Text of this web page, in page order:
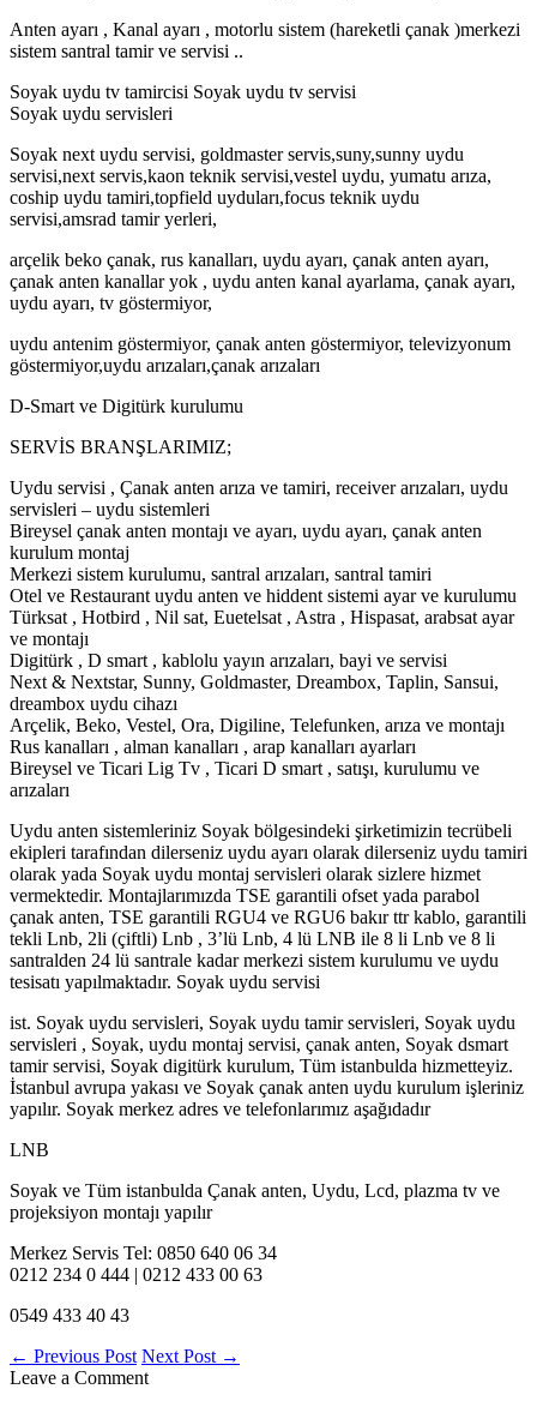
Anten ayarı , Kanal ayarı , motorlu sistem (hareketli çanak )merkezi
sistem santral tamir ve servisi ..
Soyak uydu tv tamircisi Soyak uydu tv servisi
Soyak uydu servisleri
Soyak next uydu servisi, goldmaster servis,suny,sunny uydu
servisi,next servis,kaon teknik servisi,vestel uydu, yumatu arıza,
coship uydu tamiri,topfield uyduları,focus teknik uydu
servisi,amsrad tamir yerleri,
arçelik beko çanak, rus kanalları, uydu ayarı, çanak anten ayarı,
çanak anten kanallar yok , uydu anten kanal ayarlama, çanak ayarı,
uydu ayarı, tv göstermiyor,
uydu antenim göstermiyor, çanak anten göstermiyor, televizyonum
göstermiyor,uydu arızaları,çanak arızaları
D-Smart ve Digitürk kurulumu
SERVİS BRANŞLARIMIZ;
Uydu servisi , Çanak anten arıza ve tamiri, receiver arızaları, uydu
servisleri – uydu sistemleri
Bireysel çanak anten montajı ve ayarı, uydu ayarı, çanak anten
kurulum montaj
Merkezi sistem kurulumu, santral arızaları, santral tamiri
Otel ve Restaurant uydu anten ve hiddent sistemi ayar ve kurulumu
Türksat , Hotbird , Nil sat, Euetelsat , Astra , Hispasat, arabsat ayar
ve montajı
Digitürk , D smart , kablolu yayın arızaları, bayi ve servisi
Next & Nextstar, Sunny, Goldmaster, Dreambox, Taplin, Sansui,
dreambox uydu cihazı
Arçelik, Beko, Vestel, Ora, Digiline, Telefunken, arıza ve montajı
Rus kanalları , alman kanalları , arap kanalları ayarları
Bireysel ve Ticari Lig Tv , Ticari D smart , satışı, kurulumu ve
arızaları
Uydu anten sistemleriniz Soyak bölgesindeki şirketimizin tecrübeli
ekipleri tarafından dilerseniz uydu ayarı olarak dilerseniz uydu tamiri
olarak yada Soyak uydu montaj servisleri olarak sizlere hizmet
vermektedir. Montajlarımızda TSE garantili ofset yada parabol
çanak anten, TSE garantili RGU4 ve RGU6 bakır ttr kablo, garantili
tekli Lnb, 2li (çiftli) Lnb , 3’lü Lnb, 4 lü LNB ile 8 li Lnb ve 8 li
santralden 24 lü santrale kadar merkezi sistem kurulumu ve uydu
tesisatı yapılmaktadır. Soyak uydu servisi
ist. Soyak uydu servisleri, Soyak uydu tamir servisleri, Soyak uydu
servisleri , Soyak, uydu montaj servisi, çanak anten, Soyak dsmart
tamir servisi, Soyak digitürk kurulum, Tüm istanbulda hizmetteyiz.
İstanbul avrupa yakası ve Soyak çanak anten uydu kurulum işleriniz
yapılır. Soyak merkez adres ve telefonlarımız aşağıdadır
LNB
Soyak ve Tüm istanbulda Çanak anten, Uydu, Lcd, plazma tv ve
projeksiyon montajı yapılır
Merkez Servis Tel: 0850 640 06 34
0212 234 0 444 | 0212 433 00 63
0549 433 40 43
← Previous Post Next Post →
Leave a Comment